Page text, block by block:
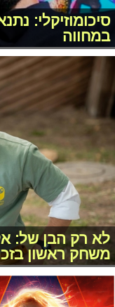
סיכומוזיקלי:
במחווה
לא רק הבן של:
משחק ראשון